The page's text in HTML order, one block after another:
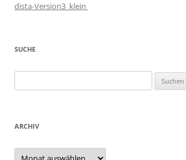
dista-Version3_klein
SUCHE
nach:
ARCHIV
Archiv